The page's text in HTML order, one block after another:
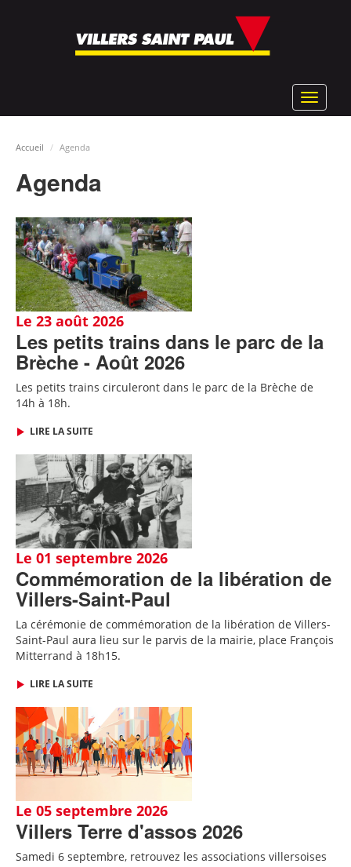
Toggle
Accueil Agenda
Agenda
Le 23 août 2026
Les petits trains dans le parc de la
Brèche - Août 2026
Les petits trains circuleront dans le parc de la Brèche de
14h à 18h.
LIRE LA SUITE
Le 01 septembre 2026
Commémoration de la libération de
Villers-Saint-Paul
La cérémonie de commémoration de la libération de Villers-
Saint-Paul aura lieu sur le parvis de la mairie, place François
Mitterrand à 18h15.
LIRE LA SUITE
Le 05 septembre 2026
Villers Terre d'assos 2026
Samedi 6 septembre, retrouvez les associations villersoises